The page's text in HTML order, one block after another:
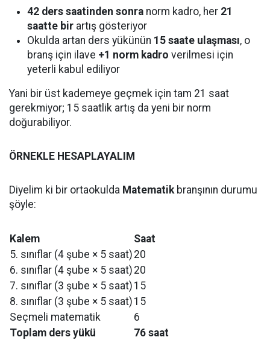
42 ders saatinden sonra norm kadro, her 21
saatte bir artış gösteriyor
Okulda artan ders yükünün 15 saate ulaşması, o
branş için ilave +1 norm kadro verilmesi için
yeterli kabul ediliyor
Yani bir üst kademeye geçmek için tam 21 saat
gerekmiyor; 15 saatlik artış da yeni bir norm
doğurabiliyor.
ÖRNEKLE HESAPLAYALIM
Diyelim ki bir ortaokulda Matematikbranşının durumu
şöyle:
Kalem
Saat
5. sınıflar (4 şube × 5 saat) 20
6. sınıflar (4 şube × 5 saat) 20
7. sınıflar (3 şube × 5 saat) 15
8. sınıflar (3 şube × 5 saat) 15
Seçmeli matematik
6
Toplam ders yükü
76 saat